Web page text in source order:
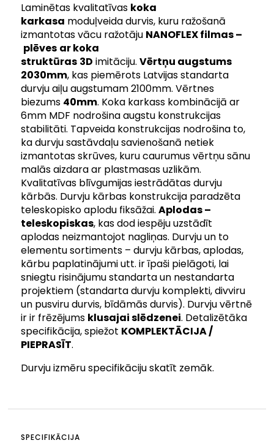
Laminētas kvalitatīvas koka
karkasa moduļveida durvis, kuru ražošanā
izmantotas vācu ražotāju NANOFLEX filmas –
plēves ar koka
struktūras 3D imitāciju.Vērtņu augstums
2030mm, kas piemērots Latvijas standarta
durvju aiļu augstumam 2100mm. Vērtnes
biezums 40mm. Koka karkass kombinācijā ar
6mm MDF nodrošina augstu konstrukcijas
stabilitāti. Tapveida konstrukcijas nodrošina to,
ka durvju sastāvdaļu savienošanā netiek
izmantotas skrūves, kuru caurumus vērtņu sānu
malās aizdara ar plastmasas uzlikām.
Kvalitatīvas blīvgumijas iestrādātas durvju
kārbās. Durvju kārbas konstrukcija paradzēta
teleskopisko aplodu fiksāžai.Aplodas –
teleskopiskas, kas dod iespēju uzstādīt
aplodas neizmantojot nagliņas. Durvju un to
elementu sortiments – durvju kārbas, aplodas,
kārbu paplatinājumi utt. ir īpaši pielāgoti, lai
sniegtu risinājumu standarta un nestandarta
projektiem (standarta durvju komplekti, divviru
un pusviru durvis, bīdāmās durvis). Durvju vērtnē
ir ir frēzējums klusajai slēdzenei. Detalizētāka
specifikācija, spiežot KOMPLEKTĀCIJA /
PIEPRASĪT.
Durvju izmēru specifikāciju skatīt zemāk.
SPECIFIKĀCIJA